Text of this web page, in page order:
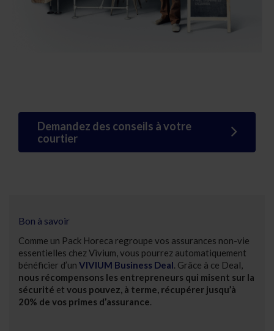
Demandez des conseils à votre
courtier
Bon à savoir
Comme un Pack Horeca regroupe vos assurances non-vie
essentielles chez Vivium, vous pourrez automatiquement
bénéficier d’un VIVIUM Business Deal. Grâce à ce Deal,
nous récompensons les entrepreneurs qui misent sur la
sécurité et vous pouvez, à terme, récupérer jusqu’à
20% de vos primes d’assurance.